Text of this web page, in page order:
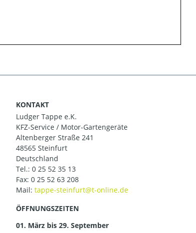
KONTAKT
Ludger Tappe e.K.
KFZ-Service / Motor-Gartengeräte
Altenberger Straße 241
48565 Steinfurt
Deutschland
Tel.: 0 25 52 35 13
Fax: 0 25 52 63 208
Mail:
ÖFFNUNGSZEITEN
01. März bis 29. September